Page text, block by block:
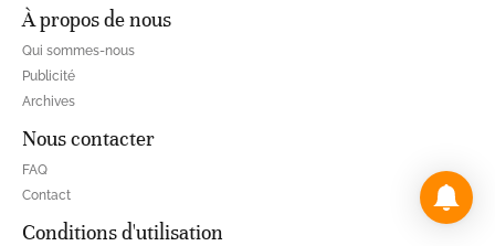
À propos de nous
Qui sommes-nous
Publicité
Archives
Nous contacter
FAQ
Contact
Conditions d'utilisation